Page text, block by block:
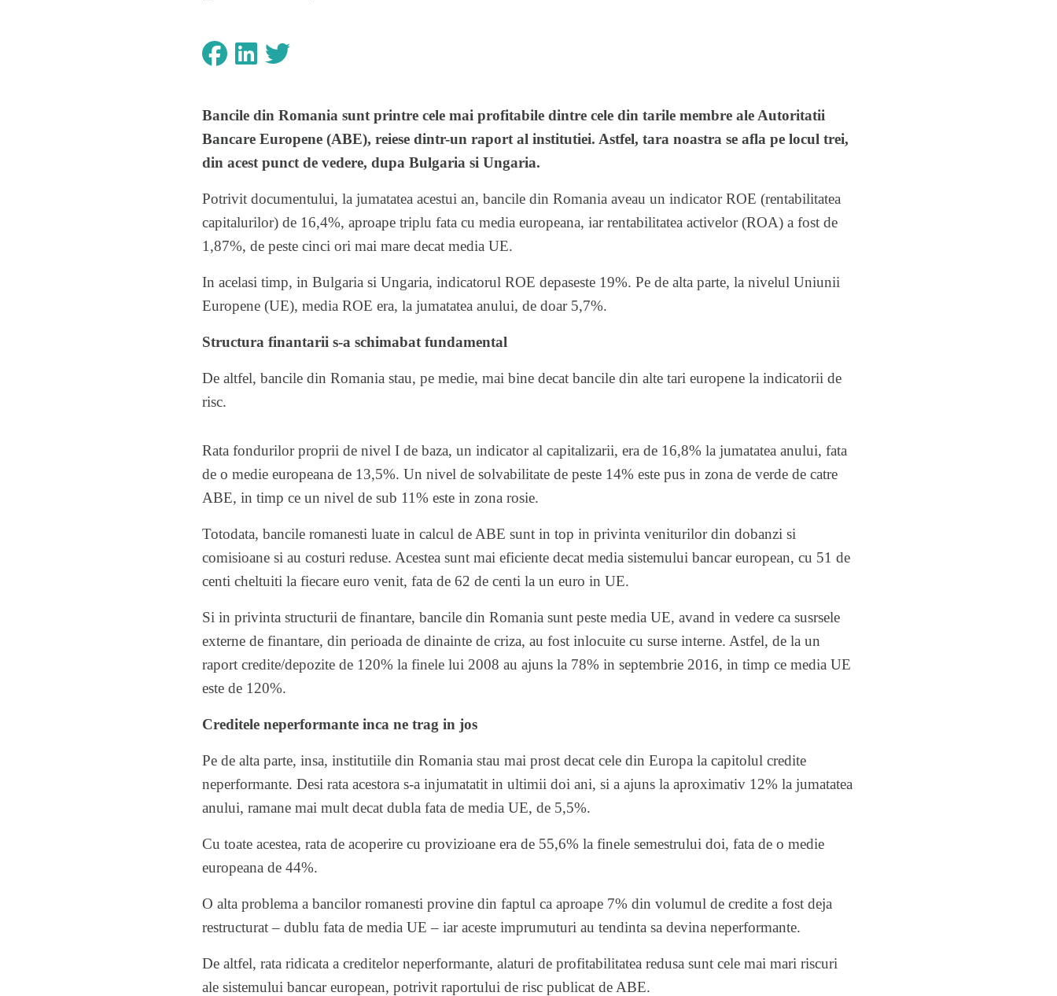
Bancile din Romania sunt printre cele mai profitabile dintre cele din tarile membre ale Autoritatii
Bancare Europene (ABE), reiese dintr-un raport al institutiei. Astfel, tara noastra se afla pe locul trei,
din acest punct de vedere, dupa Bulgaria si Ungaria.
Potrivit documentului, la jumatatea acestui an, bancile din Romania aveau un indicator ROE (rentabilitatea
capitalurilor) de 16,4%, aproape triplu fata cu media europeana, iar rentabilitatea activelor (ROA) a fost de
1,87%, de peste cinci ori mai mare decat media UE.
In acelasi timp, in Bulgaria si Ungaria, indicatorul ROE depaseste 19%. Pe de alta parte, la nivelul Uniunii
Europene (UE), media ROE era, la jumatatea anului, de doar 5,7%.
Structura finantarii s-a schimabat fundamental
De altfel, bancile din Romania stau, pe medie, mai bine decat bancile din alte tari europene la indicatorii de
risc.
Rata fondurilor proprii de nivel I de baza, un indicator al capitalizarii, era de 16,8% la jumatatea anului, fata
de o medie europeana de 13,5%. Un nivel de solvabilitate de peste 14% este pus in zona de verde de catre
ABE, in timp ce un nivel de sub 11% este in zona rosie.
Totodata, bancile romanesti luate in calcul de ABE sunt in top in privinta veniturilor din dobanzi si
comisioane si au costuri reduse. Acestea sunt mai eficiente decat media sistemului bancar european, cu 51 de
centi cheltuiti la fiecare euro venit, fata de 62 de centi la un euro in UE.
Si in privinta structurii de finantare, bancile din Romania sunt peste media UE, avand in vedere ca susrsele
externe de finantare, din perioada de dinainte de criza, au fost inlocuite cu surse interne. Astfel, de la un
raport credite/depozite de 120% la finele lui 2008 au ajuns la 78% in septembrie 2016, in timp ce media UE
este de 120%.
Creditele neperformante inca ne trag in jos
Pe de alta parte, insa, institutiile din Romania stau mai prost decat cele din Europa la capitolul credite
neperformante. Desi rata acestora s-a injumatatit in ultimii doi ani, si a ajuns la aproximativ 12% la jumatatea
anului, ramane mai mult decat dubla fata de media UE, de 5,5%.
Cu toate acestea, rata de acoperire cu provizioane era de 55,6% la finele semestrului doi, fata de o medie
europeana de 44%.
O alta problema a bancilor romanesti provine din faptul ca aproape 7% din volumul de credite a fost deja
restructurat – dublu fata de media UE – iar aceste imprumuturi au tendinta sa devina neperformante.
De altfel, rata ridicata a creditelor neperformante, alaturi de profitabilitatea redusa sunt cele mai mari riscuri
ale sistemului bancar european, potrivit raportului de risc publicat de ABE.